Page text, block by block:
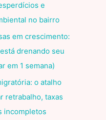
e
no bairro
em crescimento:
drenando seu
em 1 semana)
o atalho
retrabalho, taxas
incompletos